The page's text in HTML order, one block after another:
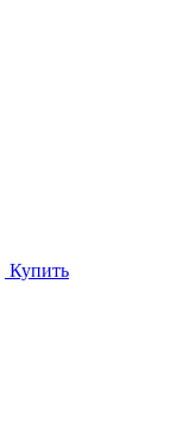
Купить